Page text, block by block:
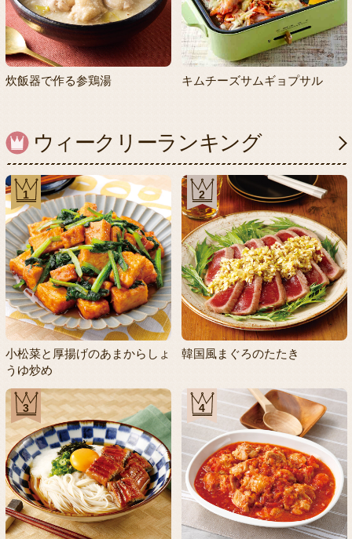
炊飯器で作る参鶏湯 キムチーズサムギョプサル
ウィークリーランキング
1
小松菜と厚揚げのあまからしょ
うゆ炒め
2
韓国風まぐろのたたき
3 4